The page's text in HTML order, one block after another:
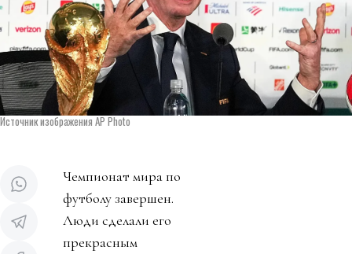
Источник изображения AP Photo
Чемпионат мира по
футболу завершен.
Люди сделали его
прекрасным